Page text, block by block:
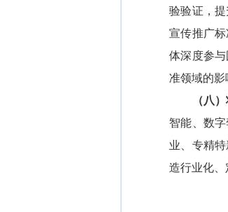
验验证，
宣传推广
体深度参
准领域的影
（八）
智能、数
业、专精
造行业化、